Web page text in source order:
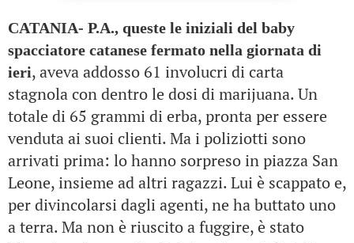
CATANIA- P.A., queste le iniziali del baby
spacciatore catanese fermato nella giornata di
ieri, aveva addosso 61 involucri di carta
stagnola con dentro le dosi di marijuana. Un
totale di 65 grammi di erba, pronta per essere
venduta ai suoi clienti. Ma i poliziotti sono
arrivati prima: lo hanno sorpreso in piazza San
Leone, insieme ad altri ragazzi. Lui è scappato e,
per divincolarsi dagli agenti, ne ha buttato uno
a terra. Ma non è riuscito a fuggire, è stato